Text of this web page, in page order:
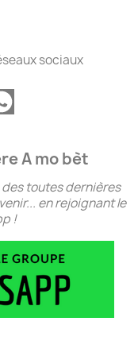
sociaux
A mo bèt
toutes dernières
en rejoignant le
!